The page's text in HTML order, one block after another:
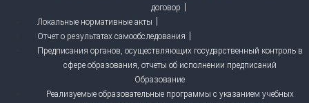
договор
Локальные нормативные акты
Отчет о результатах самообследования
Предписания органов, осуществляющих государственный контроль в
сфере образования, отчеты об исполнении предписаний
Образование
Реализуемые образовательные программы с указанием учебных